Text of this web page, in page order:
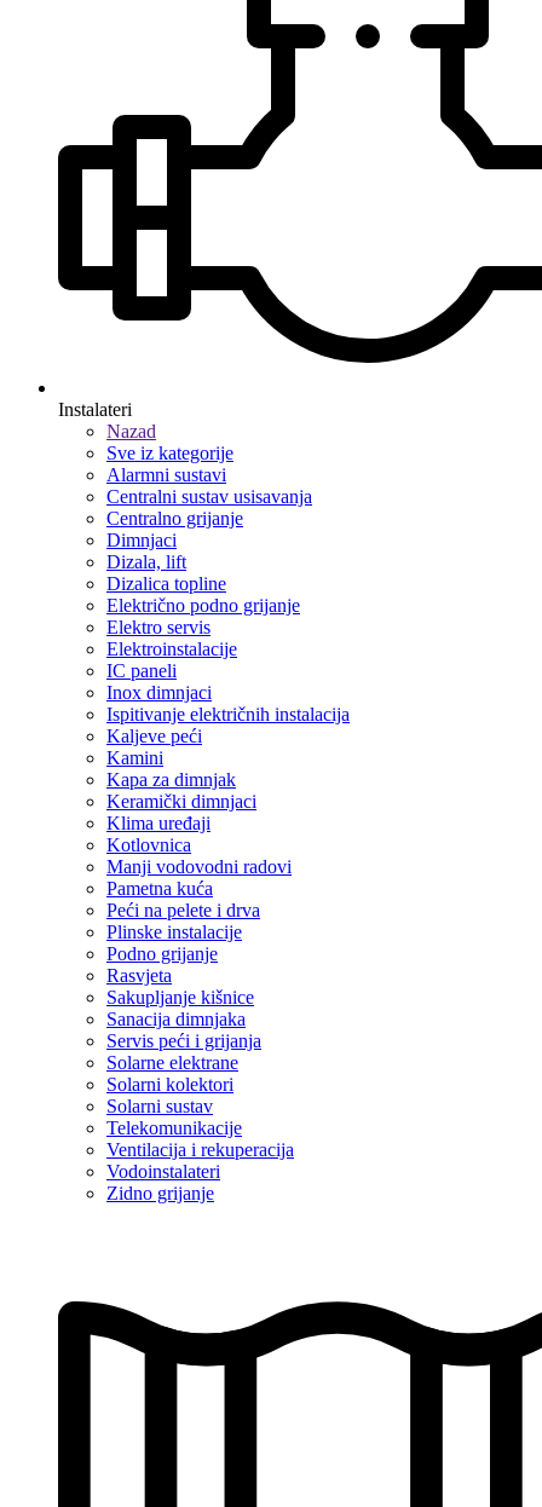
Instalateri
Nazad
Sve iz kategorije
Alarmni sustavi
Centralni sustav usisavanja
Centralno grijanje
Dimnjaci
Dizala, lift
Dizalica topline
Električno podno grijanje
Elektro servis
Elektroinstalacije
IC paneli
Inox dimnjaci
Ispitivanje električnih instalacija
Kaljeve peći
Kamini
Kapa za dimnjak
Keramički dimnjaci
Klima uređaji
Kotlovnica
Manji vodovodni radovi
Pametna kuća
Peći na pelete i drva
Plinske instalacije
Podno grijanje
Rasvjeta
Sakupljanje kišnice
Sanacija dimnjaka
Servis peći i grijanja
Solarne elektrane
Solarni kolektori
Solarni sustav
Telekomunikacije
Ventilacija i rekuperacija
Vodoinstalateri
Zidno grijanje